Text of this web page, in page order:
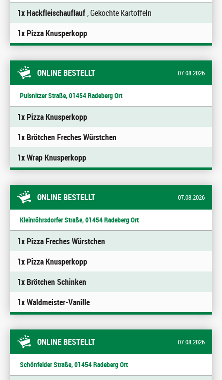
1x Hackfleischauflauf, Gekochte Kartoffeln
1x Pizza Knusperkopp
ONLINE BESTELLT 07.08.2026
Pulsnitzer Straße, 01454 Radeberg Ort
1x Pizza Knusperkopp
1x Brötchen Freches Würstchen
1x Wrap Knusperkopp
ONLINE BESTELLT 07.08.2026
Kleinröhrsdorfer Straße, 01454 Radeberg Ort
1x Pizza Freches Würstchen
1x Pizza Knusperkopp
1x Brötchen Schinken
1x Waldmeister-Vanille
ONLINE BESTELLT 07.08.2026
Schönfelder Straße, 01454 Radeberg Ort